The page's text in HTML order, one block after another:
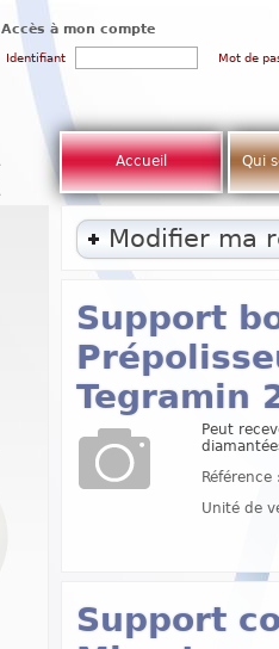
Accès à mon compte
Identifiant Mot de
Accueil Qui
Modifier ma
Support
Tegramin
Peut
Unité de
Support